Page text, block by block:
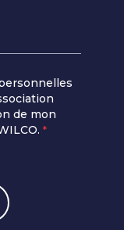
de mon
*